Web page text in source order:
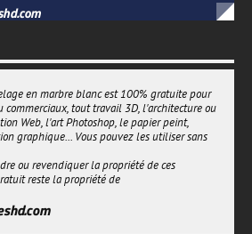
en marbre blanc est 100% gratuite pour
commerciaux, tout travail 3D, l'architecture ou
Web, l'art Photoshop, le papier peint,
graphique... Vous pouvez les utiliser sans
ou revendiquer la propriété de ces
reste la propriété de